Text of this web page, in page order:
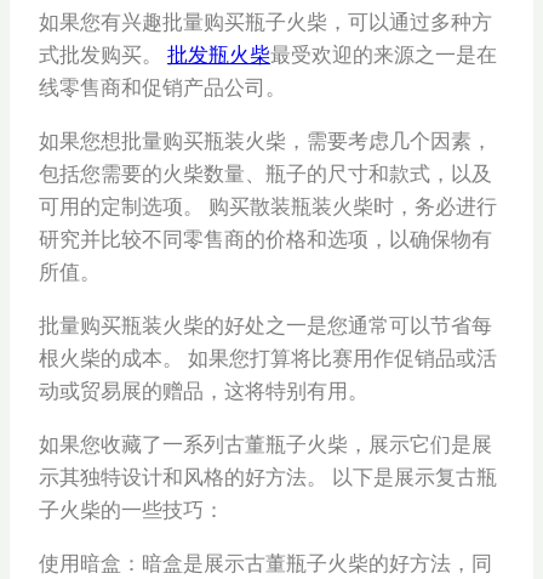
如果您有兴趣批量购买瓶子火柴，可以通过多种方
式批发购买。 批发瓶火柴最受欢迎的来源之一是在
线零售商和促销产品公司。
如果您想批量购买瓶装火柴，需要考虑几个因素，
包括您需要的火柴数量、瓶子的尺寸和款式，以及
可用的定制选项。 购买散装瓶装火柴时，务必进行
研究并比较不同零售商的价格和选项，以确保物有
所值。
批量购买瓶装火柴的好处之一是您通常可以节省每
根火柴的成本。 如果您打算将比赛用作促销品或活
动或贸易展的赠品，这将特别有用。
如果您收藏了一系列古董瓶子火柴，展示它们是展
示其独特设计和风格的好方法。 以下是展示复古瓶
子火柴的一些技巧：
使用暗盒：暗盒是展示古董瓶子火柴的好方法，同